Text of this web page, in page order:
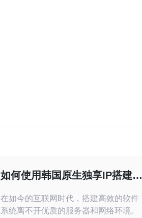
如何使用韩国原生独享IP搭建高
在如今的互联网时代，搭建高效的软件
系统离不开优质的服务器和网络环境。